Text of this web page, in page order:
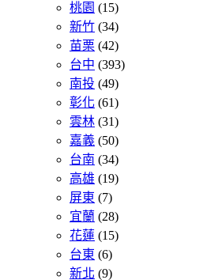
桃園 (15)
新竹 (34)
苗栗 (42)
台中 (393)
南投 (49)
彰化 (61)
雲林 (31)
嘉義 (50)
台南 (34)
高雄 (19)
屏東 (7)
宜蘭 (28)
花蓮 (15)
台東 (6)
新北 (9)